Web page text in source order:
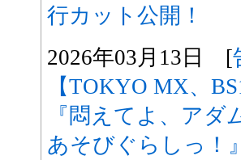
行カット公開！
2026年03月13日 [
【TOKYO MX、
『悶えてよ、アダ
あそびぐらしっ！